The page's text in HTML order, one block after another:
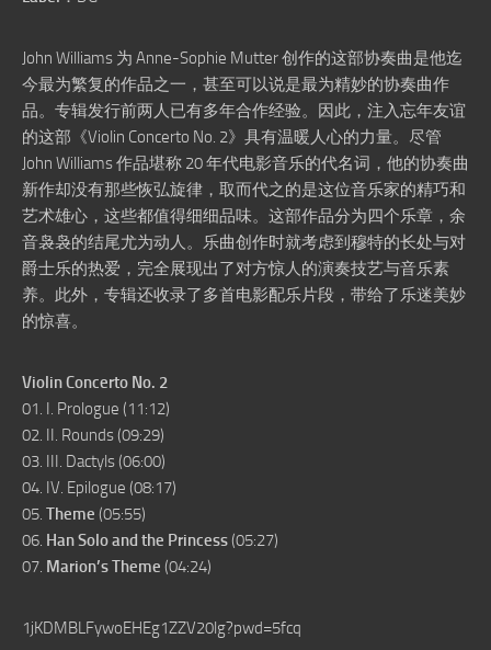
John Williams 为 Anne-Sophie Mutter 创作的这部协奏曲是他迄
今最为繁复的作品之一，甚至可以说是最为精妙的协奏曲作
品。专辑发行前两人已有多年合作经验。因此，注入忘年友谊
的这部《Violin Concerto No. 2》具有温暖人心的力量。尽管
John Williams 作品堪称 20 年代电影音乐的代名词，他的协奏曲
新作却没有那些恢弘旋律，取而代之的是这位音乐家的精巧和
艺术雄心，这些都值得细细品味。这部作品分为四个乐章，余
音袅袅的结尾尤为动人。乐曲创作时就考虑到穆特的长处与对
爵士乐的热爱，完全展现出了对方惊人的演奏技艺与音乐素
养。此外，专辑还收录了多首电影配乐片段，带给了乐迷美妙
的惊喜。
Violin Concerto No. 2
01. I. Prologue (11:12)
02. II. Rounds (09:29)
03. III. Dactyls (06:00)
04. IV. Epilogue (08:17)
05. Theme (05:55)
06. Han Solo and the Princess(05:27)
07. Marion’s Theme (04:24)
1jKDMBLFywoEHEg1ZZV20lg?pwd=5fcq